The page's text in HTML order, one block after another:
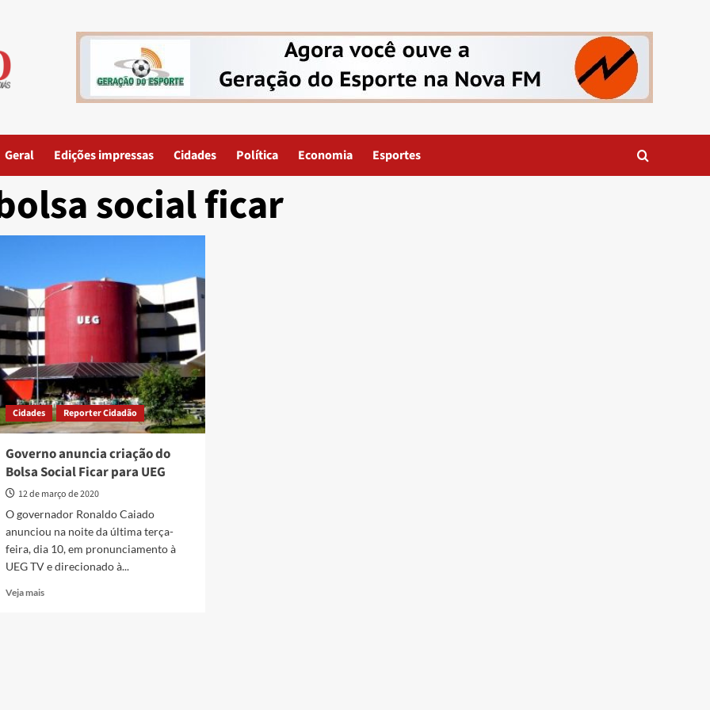
Geral Edições impressas Cidades Política Economia Esportes
social ficar
Cidades Reporter Cidadão
Governo anuncia criação do
Bolsa Social Ficar para UEG
12 de março de 2020
O governador Ronaldo Caiado
anunciou na noite da última terça-
feira, dia 10, em pronunciamento à
UEG TV e direcionado à...
Veja maisRead